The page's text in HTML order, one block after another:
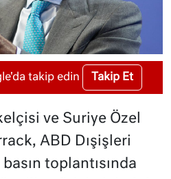
takip edin Takip Et
ve Suriye Özel
ABD Dışişleri
basın toplantısında